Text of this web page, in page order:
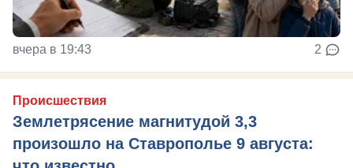
вчера в 19:43 2
Происшествия
Землетрясение магнитудой 3,3
произошло на Ставрополье 9 августа: